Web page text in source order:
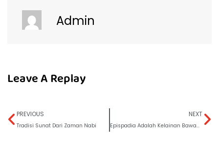
Admin
Leave A Replay
PREVIOUS
Tradisi Sunat Dari Zaman Nabi
NEXT
Epispadia Adalah Kelainan Bawaan Lahir yang Langka